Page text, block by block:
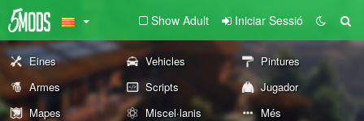
Show Adult Iniciar Sessió
Eines Vehicles
Pintures
Armes
Scripts
Jugador
Mapes
Miscel·lanis Més